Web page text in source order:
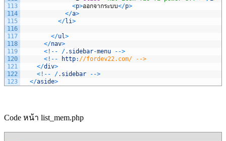
113
114
115
116
117
118
119
120
121
122
123
<p>ออกจากระบบ</p>
</a>
</li>
</ul>
</nav>
< ! -- /. sidebar-menu -->
< ! -- http: //fordev22.com/ -->
</div>
< ! -- /. sidebar -->
</aside>
Code หน้า list_mem.php